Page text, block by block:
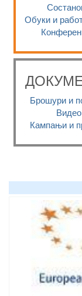
Обуки и
Брошури и
Видео
Кампањи и